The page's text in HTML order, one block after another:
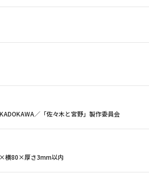
／「佐々木と宮野」製作委員会
横80×厚さ3mm以内